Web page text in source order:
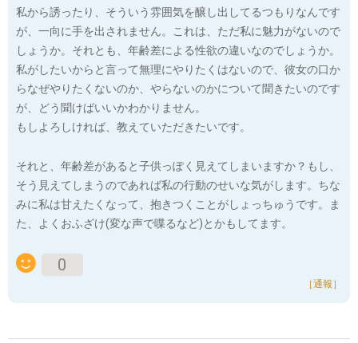
私から誘ったり、そういう雰囲気を醸し出してるつもりなんです
が、一向に手を出されません。これは、ただ私に魅力がないので
しょうか。それとも、年齢差による性欲の違いなのでしょうか。
私がしたいからと言って無理にやりたくはないので、彼女の口か
らなぜやりたくないのか、やらないのかについて聞きたいのです
が、どう聞けばいいかわかりません。
もしよろしければ、教えていただきたいです。
それと、年齢差があると子供っぽく見えてしまいますか？もし、
そう見えてしまうのであれば私の行動のせいな気がします。ちな
みに私は甘えたくなって、抱きつくことがしょっちゅうです。ま
た、よくおふざけ(変な声で喋るなど)とかもしてます。
0
［通報］